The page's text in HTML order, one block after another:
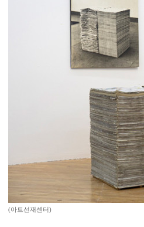
(아트선재센터)